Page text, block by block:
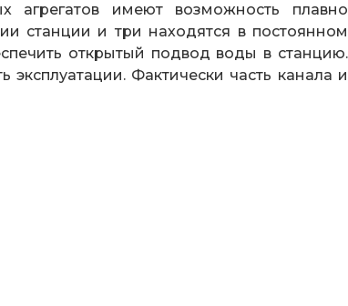
агрегатов имеют возможность плавно
станции и три находятся в постоянном
открытый подвод воды в станцию.
Фактически часть канала и